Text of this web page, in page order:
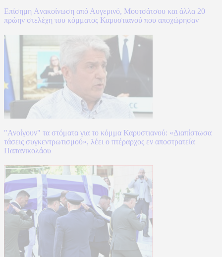
Επίσημη Aνακοίνωση από Αυγερινό, Μουτσάτσου και άλλα 20
πρώην στελέχη του κόμματος Καρυστιανού που αποχώρησαν
"Ανοίγουν" τα στόματα για το κόμμα Καρυστιανού: «Διαπίστωσα
τάσεις συγκεντρωτισμού», λέει ο πτέραρχος εν αποστρατεία
Παπανικολάου